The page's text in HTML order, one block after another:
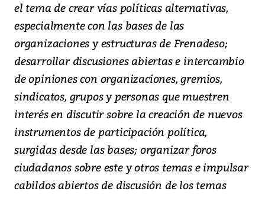
el tema de crear vías políticas alternativas,
especialmente con las bases de las
organizaciones y estructuras de Frenadeso;
desarrollar discusiones abiertas e intercambio
de opiniones con organizaciones, gremios,
sindicatos, grupos y personas que muestren
interés en discutir sobre la creación de nuevos
instrumentos de participación política,
surgidas desde las bases; organizar foros
ciudadanos sobre este y otros temas e impulsar
cabildos abiertos de discusión de los temas